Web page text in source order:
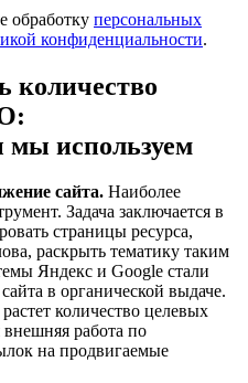
обработку персональных
конфиденциальности.
количество
мы используем
сайта. Наиболее
Задача заключается в
страницы ресурса,
раскрыть тематику таким
Яндекс и Google стали
в органической выдаче.
количество целевых
работа по
на продвигаемые